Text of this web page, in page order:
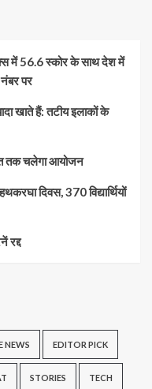
में 56.6 स्कोर के साथ देश में
पर
खाते हैं: तटीय इलाकों के
तक चलेगा आयोजन
दिवस, 370 विद्यार्थियों
रद्द
NEWS EDITOR PICK
STORIES TECH